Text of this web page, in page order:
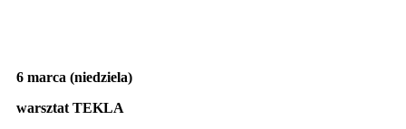
6 marca (niedziela)
warsztat TEKLA